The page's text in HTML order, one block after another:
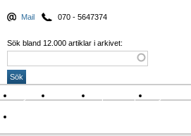
Mail 070 - 5647374
Sök bland 12.000 artiklar i arkivet:
Nyheter Krönikor Sport & spel